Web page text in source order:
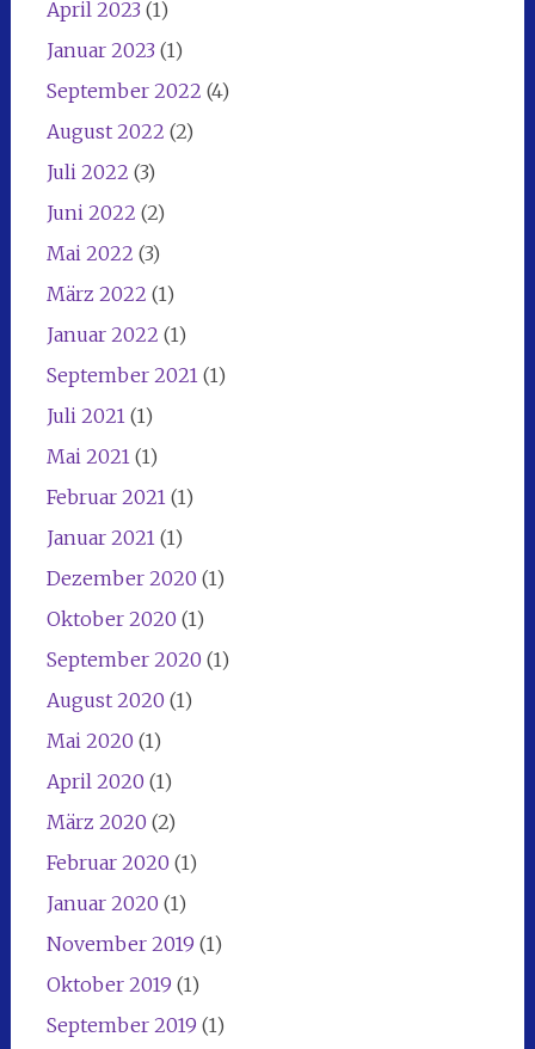
April 2023 (1)
Januar 2023 (1)
September 2022 (4)
August 2022 (2)
Juli 2022 (3)
Juni 2022 (2)
Mai 2022 (3)
März 2022 (1)
Januar 2022 (1)
September 2021 (1)
Juli 2021 (1)
Mai 2021 (1)
Februar 2021 (1)
Januar 2021 (1)
Dezember 2020 (1)
Oktober 2020 (1)
September 2020 (1)
August 2020 (1)
Mai 2020 (1)
April 2020 (1)
März 2020 (2)
Februar 2020 (1)
Januar 2020 (1)
November 2019 (1)
Oktober 2019 (1)
September 2019 (1)